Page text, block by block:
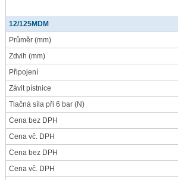
12/125MDM
Průměr (mm)
Zdvih (mm)
Připojení
Závit pístnice
Tlačná síla při 6 bar (N)
Cena bez DPH
Cena vč. DPH
Cena bez DPH
Cena vč. DPH